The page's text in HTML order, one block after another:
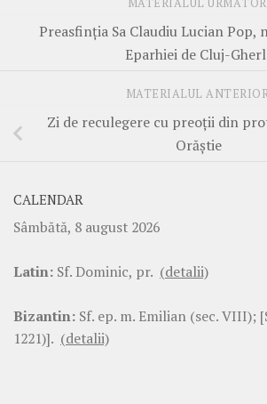
MATERIALUL URMĂTOR
Preasfinția Sa Claudiu Lucian Pop,
Eparhiei de Cluj-
MATERIALUL
Zi de reculegere cu preoții din
Orăștie
CALENDAR
Sâmbătă, 8 august 2026
Latin: Sf. Dominic, pr. (detalii)
Bizantin: Sf. ep. m. Emilian (sec. VIII);
1221)]. (detalii)